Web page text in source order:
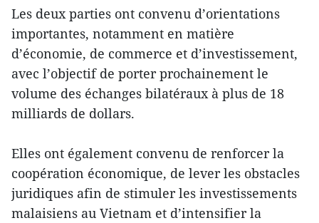
Les deux parties ont convenu d’orientations
importantes, notamment en matière
d’économie, de commerce et d’investissement,
avec l’objectif de porter prochainement le
volume des échanges bilatéraux à plus de 18
milliards de dollars.
Elles ont également convenu de renforcer la
coopération économique, de lever les obstacles
juridiques afin de stimuler les investissements
malaisiens au Vietnam et d’intensifier la